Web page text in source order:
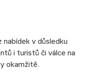
nabídek v důsledku
i turistů či válce na
okamžitě.